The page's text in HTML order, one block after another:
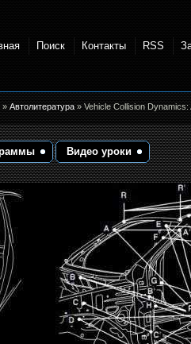
Поиск Контакты RSS
»Автолитература» Vehicle Collision
Видео уроки